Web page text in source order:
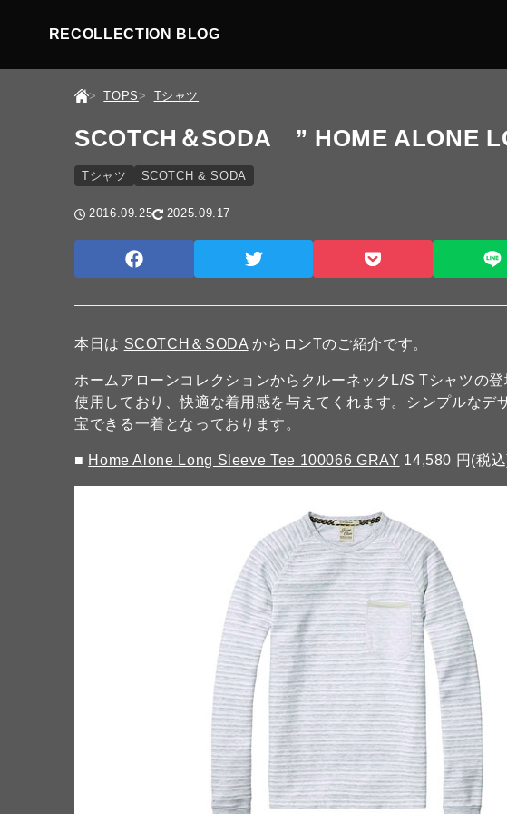
RECOLLECTION BLOG
TOPS Tシャツ
SCOTCH＆SODA ” HOME ALONE
Tシャツ SCOTCH & SODA
2016.09.25 2025.09.17
本日は SCOTCH＆SODA からロンTのご紹介です。
ホームアローンコレクションからクルーネックL/S Tシャツの
使用しており、快適な着用感を与えてくれます。シンプルなデ
宝できる一着となっております。
■ Home Alone Long Sleeve Tee 100066 GRAY 14,580 円(税